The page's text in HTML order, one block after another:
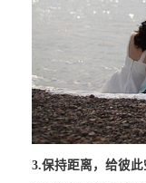
3.保持距离，给彼此